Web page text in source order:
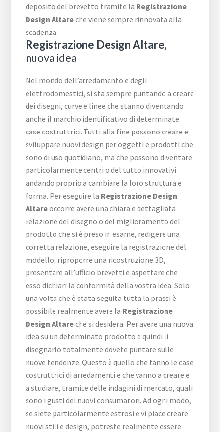
deposito del brevetto tramite la Registrazione
Design Altareche viene sempre rinnovata alla
scadenza.
Registrazione Design Altare,
nuova idea
Nel mondo dell’arredamento e degli
elettrodomestici, si sta sempre puntando a creare
dei disegni, curve e linee che stanno diventando
anche il marchio identificativo di determinate
case costruttrici. Tutti alla fine possono creare e
sviluppare nuovi design per oggetti e prodotti che
sono di uso quotidiano, ma che possono diventare
particolarmente centri o del tutto innovativi
andando proprio a cambiare la loro struttura e
forma. Per eseguire la Registrazione Design
Altareoccorre avere una chiara e dettagliata
relazione del disegno o del miglioramento del
prodotto che si è preso in esame, redigere una
corretta relazione, eseguire la registrazione del
modello, riproporre una ricostruzione 3D,
presentare all’ufficio brevetti e aspettare che
esso dichiari la conformità della vostra idea. Solo
una volta che è stata seguita tutta la prassi è
possibile realmente avere la Registrazione
Design Altareche si desidera. Per avere una nuova
idea su un determinato prodotto e quindi li
disegnarlo totalmente dovete puntare sulle
nuove tendenze. Questo è quello che fanno le case
costruttrici di arredamenti e che vanno a creare e
a studiare, tramite delle indagini di mercato, quali
sono i gusti dei nuovi consumatori. Ad ogni modo,
se siete particolarmente estrosi e vi piace creare
nuovi stili e design, potreste realmente essere